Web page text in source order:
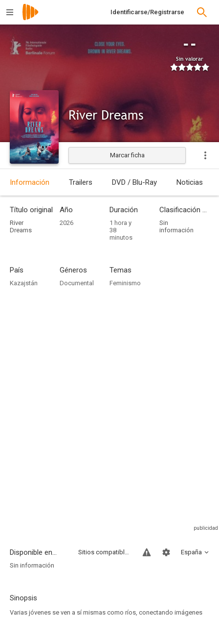
Identificarse/Registrarse
--
Sin valorar
River Dreams
Estrenada
Marcar ficha
Información Trailers DVD / Blu-Ray Noticias
Título original
River
Dreams
Año
2026
Duración
1 hora y
38
minutos
Clasificación por edades
Sin
información
País
Kazajstán
Géneros
Documental
Temas
Feminismo
Disponible en... España
Sitios compatibles
Sin información
Sinopsis
Varias jóvenes se ven a sí mismas como ríos, conectando imágenes